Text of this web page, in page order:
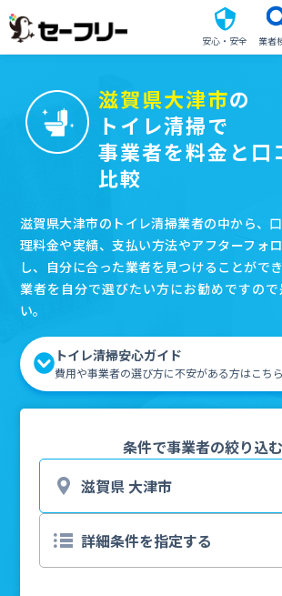
安心・安全 業者
滋賀県大津市の
トイレ清掃で
事業者を料金と口
比較
滋賀県大津市のトイレ清掃業者の中から、
理料金や実績、支払い方法やアフターフォ
し、自分に合った業者を見つけることがで
業者を自分で選びたい方にお勧めですの
い。
トイレ清掃安心ガイド
費用や事業者の選び方に不安がある方はこちら
条件で事業者の絞り込む